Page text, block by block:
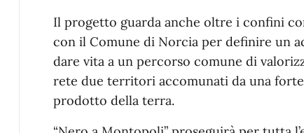
Il progetto guarda anche oltre i confini
con il Comune di Norcia per definire un
dare vita a un percorso comune di
rete due territori accomunati da una
prodotto della terra.